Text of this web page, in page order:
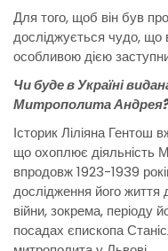
Для того, щоб він був
досліджується чудо, що
особливою дією
Чи буде в Україні
Митрополита
Історик Ліліяна
що охоплює діяльність
впродовж 1923-1939
дослідження його життя
війни, зокрема, періоду
посадах єпископа